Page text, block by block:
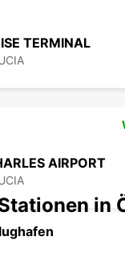
TERMINAL
AIRPORT
in